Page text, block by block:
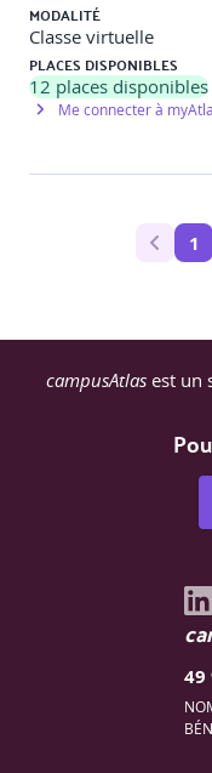
MODALITÉ
Classe virtuelle
PLACES DISPONIBLES
12 places disponibles
Me connecter à
1
campusAtlas est un
49